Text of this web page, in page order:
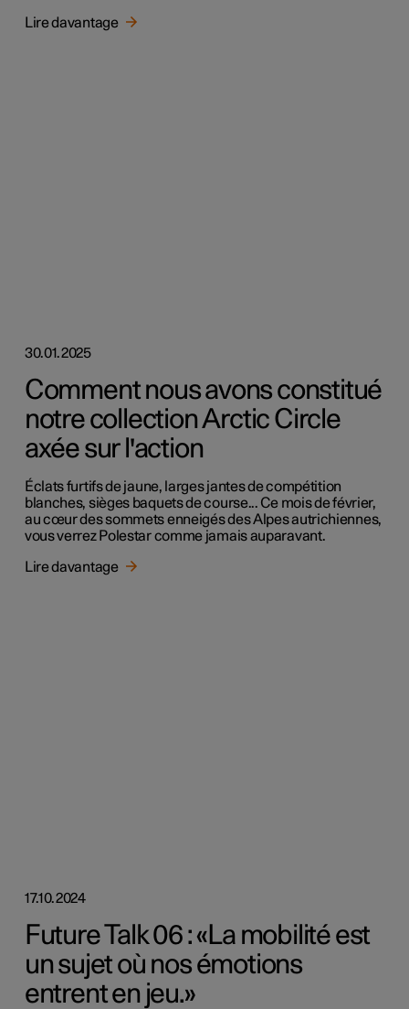
Lire davantage
30.01.2025
Comment nous avons constitué
notre collection Arctic Circle
axée sur l'action
Éclats furtifs de jaune, larges jantes de compétition
blanches, sièges baquets de course... Ce mois de février,
au cœur des sommets enneigés des Alpes autrichiennes,
vous verrez Polestar comme jamais auparavant.
Lire davantage
17.10.2024
Future Talk 06 : «La mobilité est
un sujet où nos émotions
entrent en jeu.»